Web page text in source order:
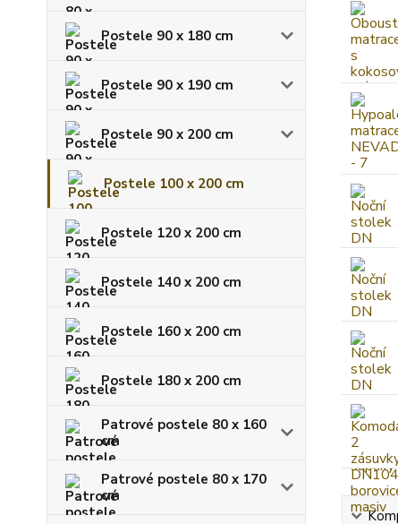
Postele 90 x 180 cm
Postele 90 x 190 cm
Postele 90 x 200 cm
Postele 100 x 200 cm
Postele 120 x 200 cm
Postele 140 x 200 cm
Postele 160 x 200 cm
Postele 180 x 200 cm
Patrové postele 80 x 160
cm
Patrové postele 80 x 170
cm